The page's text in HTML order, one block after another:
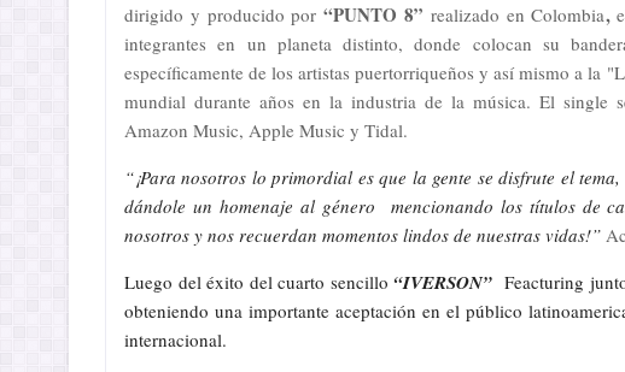
dirigido y producido por “PUNTO 8” realizado en Colombia,
integrantes en un planeta distinto, donde colocan su
específicamente de los artistas puertorriqueños y así mismoa la
mundial durante años en la industria de la música. El single
Amazon Music, Apple Music y Tidal.
“¡Para nosotros lo primordial es que la gente se disfrute el
dándole un homenaje al género mencionando los títulos de
nosotros y nos recuerdan momentos lindos de nuestras vidas!”
Luego del éxito del cuarto sencillo“IVERSON” Feacturing
obteniendo una importante aceptación en el público
internacional.